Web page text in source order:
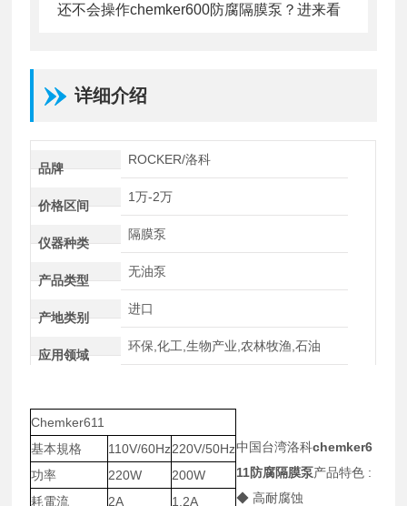
还不会操作chemker600防腐隔膜泵？进来看
详细介绍
品牌
ROCKER/洛科
价格区间
1万-2万
仪器种类
隔膜泵
产品类型
无油泵
产地类别
进口
应用领域
环保,化工,生物产业,农林牧渔,石油
Chemker611
基本規格
110V/60Hz220V/50Hz
功率
220W
200W
耗電流
2A 1.2A
中国台湾洛科chemker6
11防腐隔膜泵产品特色 :
◆ 高耐腐蚀